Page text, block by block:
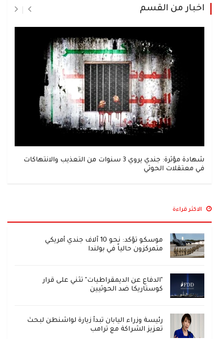
اخبار من القسم
شهادة مؤثرة: جندي يروي 3 سنوات من التعذيب والانتهاكات
في معتقلات الحوثي
الاكثر قراءة
موسكو تؤكد: نحو 10 آلاف جندي أمريكي
متمركزون حالياً في بولندا
"الدفاع عن الديمقراطيات" تثني على قرار
كوستاريكا ضد الحوثيين
رئيسة وزراء اليابان تبدأ زيارة لواشنطن لبحث
تعزيز الشراكة مع ترامب